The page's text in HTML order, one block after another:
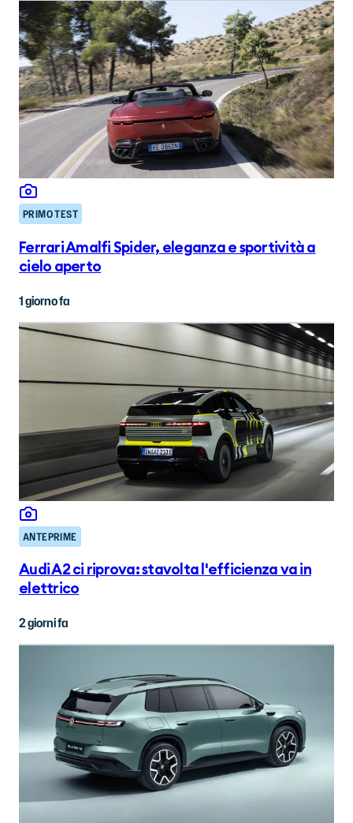
PRIMO TEST
Ferrari Amalfi Spider, eleganza e sportività a
cielo aperto
1 giorno fa
ANTEPRIME
Audi A2 ci riprova: stavolta l'efficienza va in
elettrico
2 giorni fa